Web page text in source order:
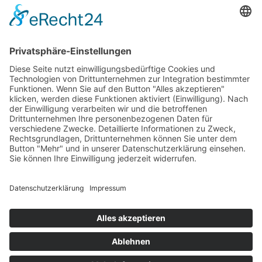
REHABILITATION – Was ist dir
21. JULI 2023
ALLGEMEINES,BEWEGUNG,EXPERTEN,MENTALES, SPORT
VONMAG. PHIL. FRANZ MÜHLBAUER
Viele von uns sind Meister der Leistung, das Nachtanken haben
wir leider nicht gelernt und damit ist es nur eine Frage der Zeit,
bis unser Organismus an seine Grenzen kommt.
ETHISCHE GRUNDLAGEN
DATENSCHUTZERKLÄRUNG